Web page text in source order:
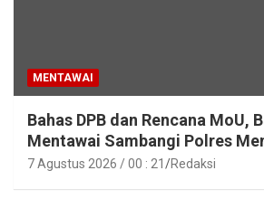
MENTAWAI
Bahas DPB dan Rencana MoU,
Mentawai Sambangi Polres
7 Agustus 2026 / 00 : 21 Redaksi